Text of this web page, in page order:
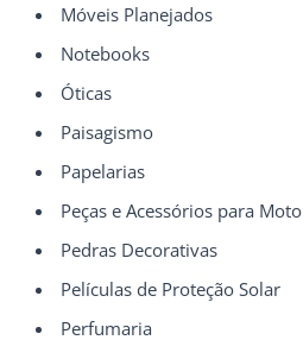
Móveis Planejados
Notebooks
Óticas
Paisagismo
Papelarias
Peças e Acessórios para Moto
Pedras Decorativas
Películas de Proteção Solar
Perfumaria